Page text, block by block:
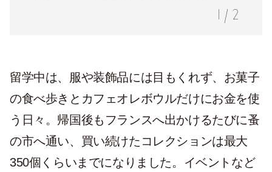
1 / 2
留学中は、服や装飾品には目もくれず、お菓子
の食べ歩きとカフェオレボウルだけにお金を使
う日々。帰国後もフランスへ出かけるたびに蚤
の市へ通い、買い続けたコレクションは最大
350個くらいまでになりました。イベントなど